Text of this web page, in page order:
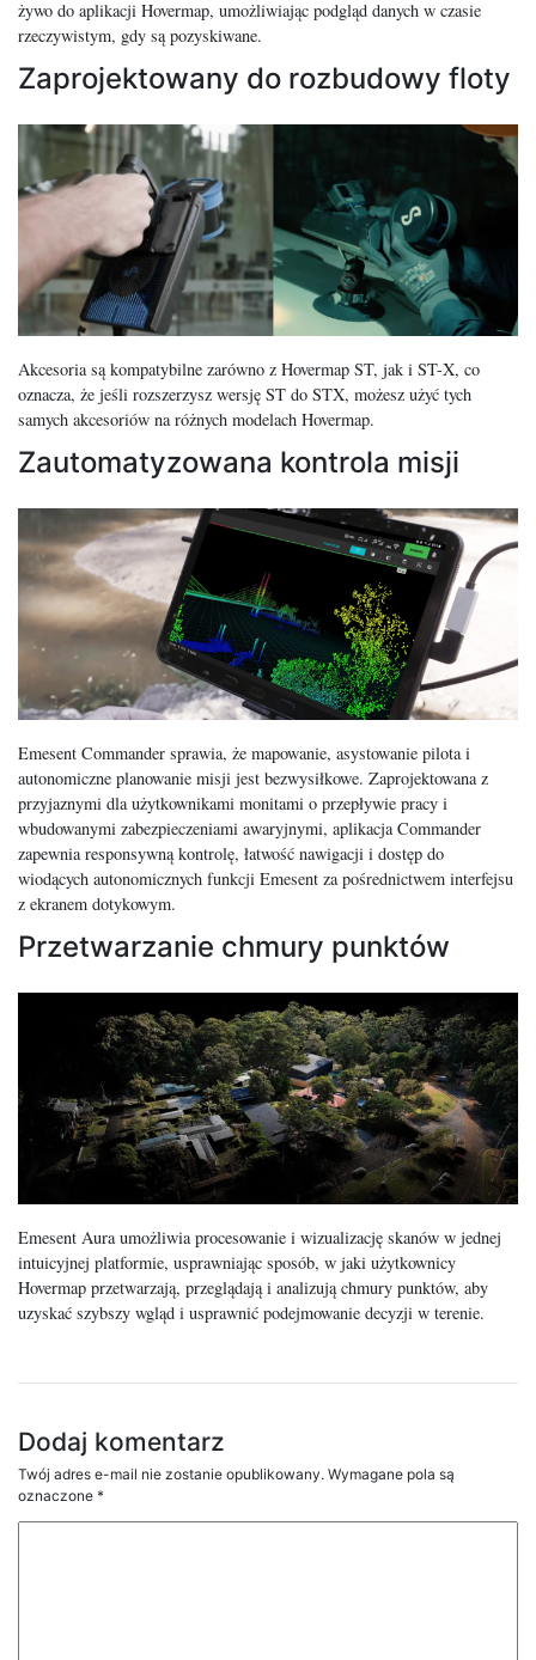
żywo do aplikacji Hovermap, umożliwiając podgląd danych w czasie
rzeczywistym, gdy są pozyskiwane.
Zaprojektowany do rozbudowy floty
Akcesoria są kompatybilne zarówno z Hovermap ST, jak i ST-X, co
oznacza, że jeśli rozszerzysz wersję ST do STX, możesz użyć tych
samych akcesoriów na różnych modelach Hovermap.
Zautomatyzowana kontrola misji
Emesent Commander sprawia, że mapowanie, asystowanie pilota i
autonomiczne planowanie misji jest bezwysiłkowe. Zaprojektowana z
przyjaznymi dla użytkownikami monitami o przepływie pracy i
wbudowanymi zabezpieczeniami awaryjnymi, aplikacja Commander
zapewnia responsywną kontrolę, łatwość nawigacji i dostęp do
wiodących autonomicznych funkcji Emesent za pośrednictwem interfejsu
z ekranem dotykowym.
Przetwarzanie chmury punktów
Emesent Aura umożliwia procesowanie i wizualizację skanów w jednej
intuicyjnej platformie, usprawniając sposób, w jaki użytkownicy
Hovermap przetwarzają, przeglądają i analizują chmury punktów, aby
uzyskać szybszy wgląd i usprawnić podejmowanie decyzji w terenie.
Dodaj komentarz
Twój adres e-mail nie zostanie opublikowany. Wymagane pola są
oznaczone *